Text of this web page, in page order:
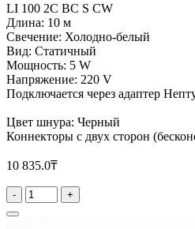
LI 100 2C BC S CW
Длина: 10 м
Свечение: Холодно-белый
Вид: Статичный
Мощность: 5 W
Напряжение: 220 V
Подключается через адаптер
Цвет шнура: Черный
Коннекторы с двух сторон
10 835.0₸
- +